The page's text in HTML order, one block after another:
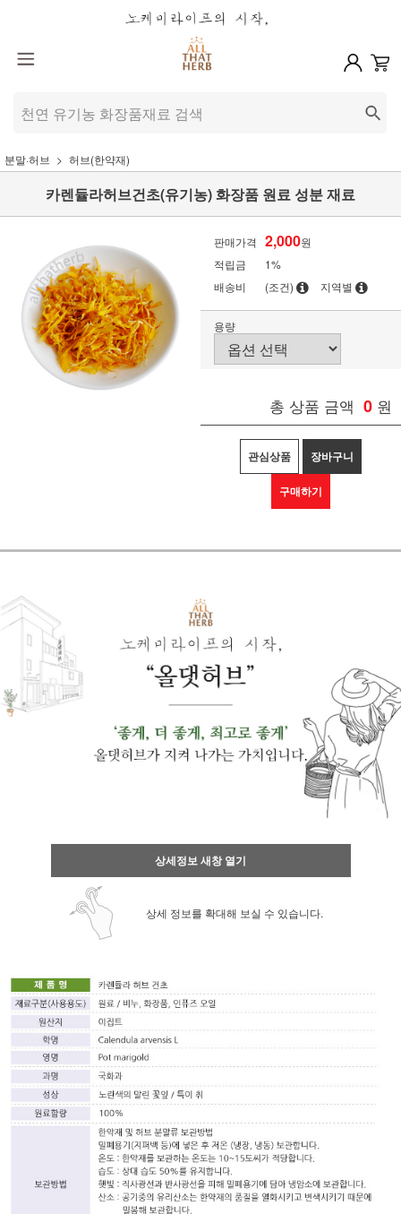
분말·허브 허브(한약재)
카렌듈라허브건초(유기농) 화장품 원료 성분 재료
판매가격 2,000원
적립금
1%
배송비
(조건) 지역별
용량
총 상품 금액 0 원
관심상품 장바구니
구매하기
상세정보 새창 열기
상세 정보를 확대해 보실 수 있습니다.